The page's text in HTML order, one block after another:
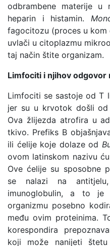
odbrambene materije u
heparin i histamin.
fagocitozu (proces u
uvlači u citoplazmu
taj način štite organizam.
Limfociti i njihov
Limfociti se sastoje od T
jer su u krvotok došli
Ova žlijezda atrofira u
tkivo. Prefiks B
ili ćelije koje dolaze od
ovom latinskom nazivu
Ove ćelije su sposobne
se nalazi na
imunoglobulin, a to
organizmu posebno
među ovim proteinima.
korespondira
koji može nanijeti